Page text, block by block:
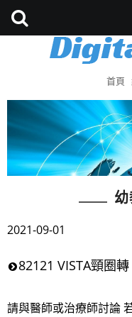
首頁
2021-09-01
82121 VISTA頸圈
請與醫師或治療師討論